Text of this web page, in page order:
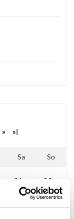
» »|
Sa So
01 02